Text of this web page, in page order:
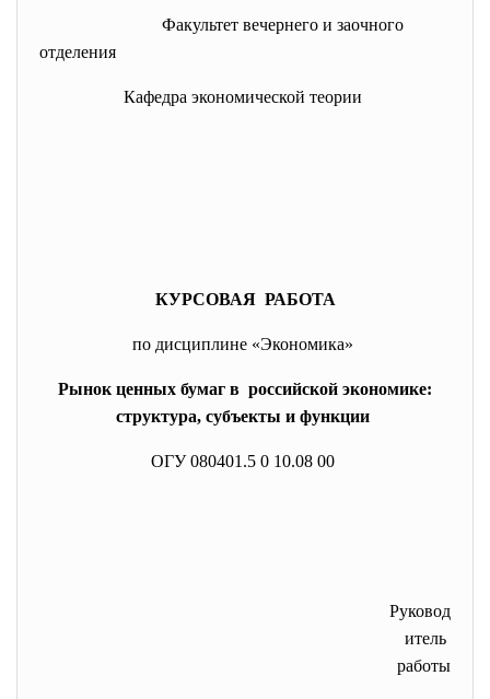
Факультет вечернего и заочного
отделения
Кафедра экономической теории
КУРСОВАЯ РАБОТА
по дисциплине «Экономика»
Рынок ценных бумаг в российской экономике:
структура, субъекты и функции
ОГУ 080401.5 0 10.08 00
Руковод
итель
работы